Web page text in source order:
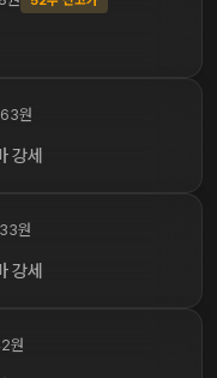
원
강세
원
강세
원